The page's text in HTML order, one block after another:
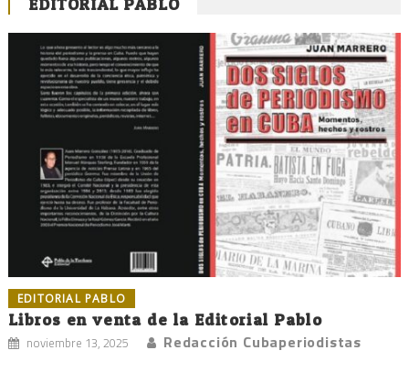
EDITORIAL PABLO
Libros en venta de la Editorial Pablo
noviembre 13, 2025 Redacción Cubaperiodistas